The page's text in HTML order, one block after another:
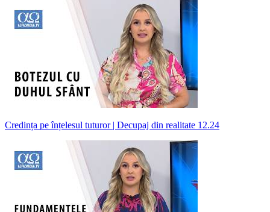
Credința pe înțelesul tuturor | Decupaj din realitate 12.24